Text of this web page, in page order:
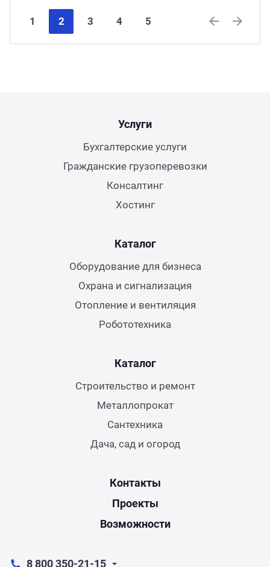
1 2 3 4
5
Услуги
Бухгалтерские услуги
Гражданские грузоперевозки
Консалтинг
Хостинг
Каталог
Оборудование для бизнеса
Охрана и сигнализация
Отопление и вентиляция
Робототехника
Каталог
Строительство и ремонт
Металлопрокат
Сантехника
Дача, сад и огород
Контакты
Проекты
Возможности
8 800 350-21-15